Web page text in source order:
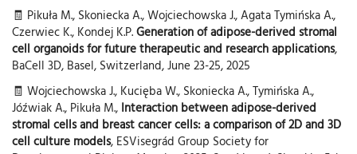
🧾 Pikuła M., Skoniecka A., Wojciechowska J., Agata Tymińska A.,
Czerwiec K., Kondej K.P.Generation of adipose-derived stromal
cell organoids for future therapeutic and research applications,
BaCell 3D, Basel, Switzerland, June 23-25, 2025
🧾 Wojciechowska J., Kucięba W., Skoniecka A., Tymińska A.,
Jóźwiak A., Pikuła M., Interaction between adipose-derived
stromal cells and breast cancer cells: a comparison of 2D and 3D
cell culture models, ESVisegrád Group Society for